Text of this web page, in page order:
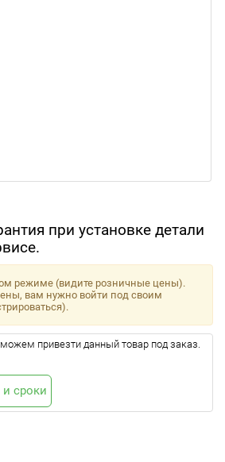
при установке детали
режиме (видите розничные цены).
вам нужно войти под своим
привезти данный товар под заказ.
сроки